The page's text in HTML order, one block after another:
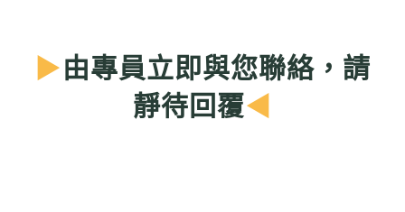
▶由專員立即與您聯絡，請
靜待回覆◀